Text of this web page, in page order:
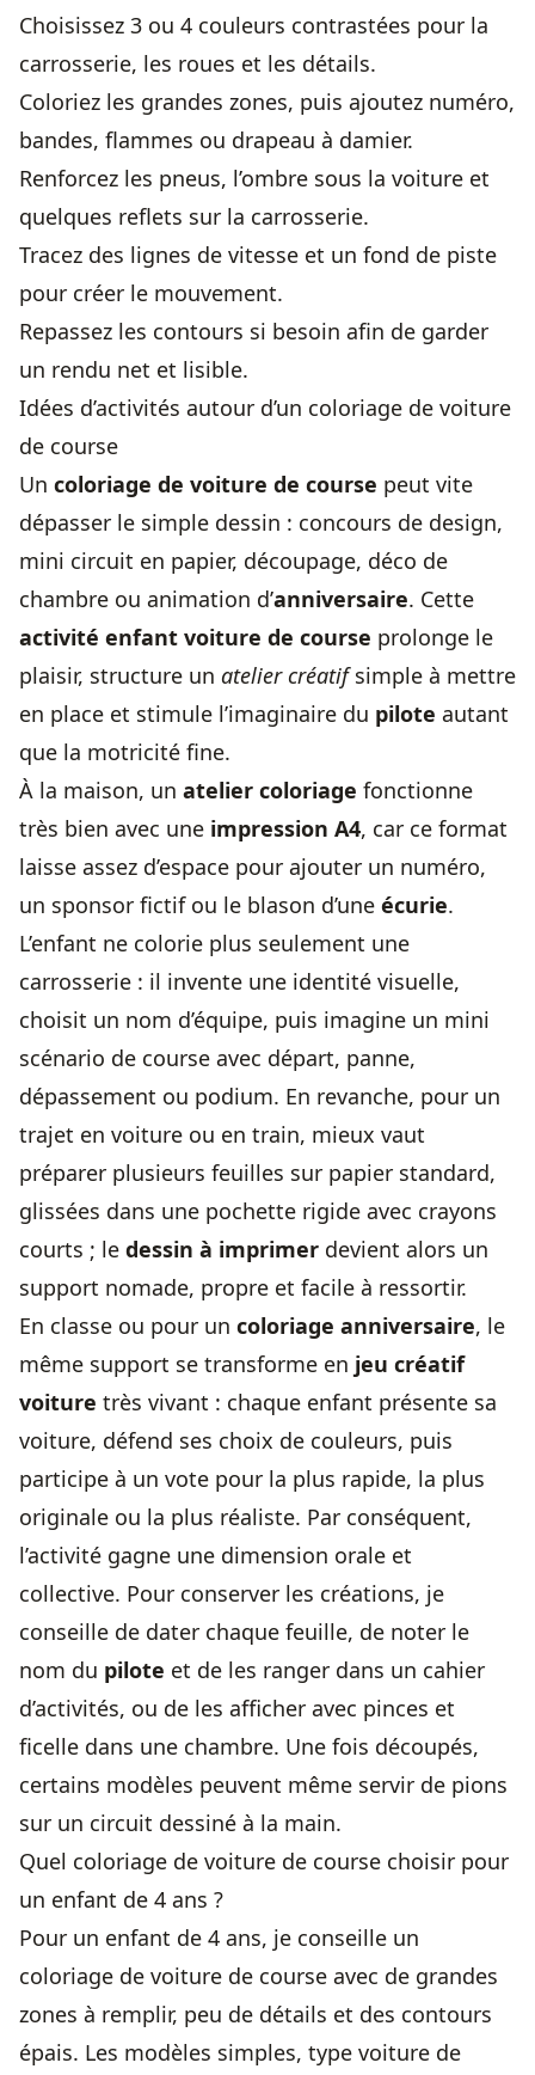
Choisissez 3 ou 4 couleurs contrastées pour la
carrosserie, les roues et les détails.
Coloriez les grandes zones, puis ajoutez numéro,
bandes, flammes ou drapeau à damier.
Renforcez les pneus, l’ombre sous la voiture et
quelques reflets sur la carrosserie.
Tracez des lignes de vitesse et un fond de piste
pour créer le mouvement.
Repassez les contours si besoin afin de garder
un rendu net et lisible.
Idées d’activités autour d’un coloriage de voiture
de course
Un coloriage de voiture de course peut vite
dépasser le simple dessin : concours de design,
mini circuit en papier, découpage, déco de
chambre ou animation d’anniversaire. Cette
activité enfant voiture de course prolonge le
plaisir, structure un atelier créatifsimple à mettre
en place et stimule l’imaginaire du pilote autant
que la motricité fine.
À la maison, un atelier coloriage fonctionne
très bien avec une impression A4, car ce format
laisse assez d’espace pour ajouter un numéro,
un sponsor fictif ou le blason d’une écurie.
L’enfant ne colorie plus seulement une
carrosserie : il invente une identité visuelle,
choisit un nom d’équipe, puis imagine un mini
scénario de course avec départ, panne,
dépassement ou podium. En revanche, pour un
trajet en voiture ou en train, mieux vaut
préparer plusieurs feuilles sur papier standard,
glissées dans une pochette rigide avec crayons
courts ; le dessin à imprimer devient alors un
support nomade, propre et facile à ressortir.
En classe ou pour un coloriage anniversaire, le
même support se transforme en jeu créatif
voiture très vivant : chaque enfant présente sa
voiture, défend ses choix de couleurs, puis
participe à un vote pour la plus rapide, la plus
originale ou la plus réaliste. Par conséquent,
l’activité gagne une dimension orale et
collective. Pour conserver les créations, je
conseille de dater chaque feuille, de noter le
nom du pilote et de les ranger dans un cahier
d’activités, ou de les afficher avec pinces et
ficelle dans une chambre. Une fois découpés,
certains modèles peuvent même servir de pions
sur un circuit dessiné à la main.
Quel coloriage de voiture de course choisir pour
un enfant de 4 ans ?
Pour un enfant de 4 ans, je conseille un
coloriage de voiture de course avec de grandes
zones à remplir, peu de détails et des contours
épais. Les modèles simples, type voiture de